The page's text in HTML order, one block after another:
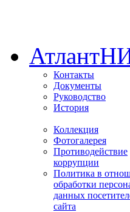
Контакты
Документы
Руководство
История
Коллекция
Фотогалерея
Противодействие
коррупции
Политика в
обработки
данных
сайта